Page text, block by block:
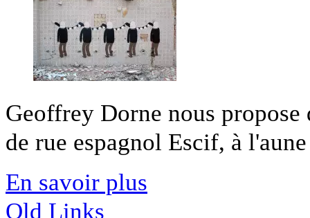
Geoffrey Dorne nous
de rue espagnol Escif, à
En savoir plus
Old Links